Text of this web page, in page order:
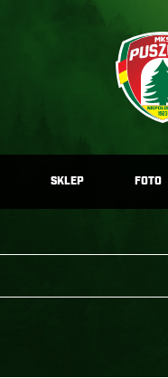
SKLEP FOTO